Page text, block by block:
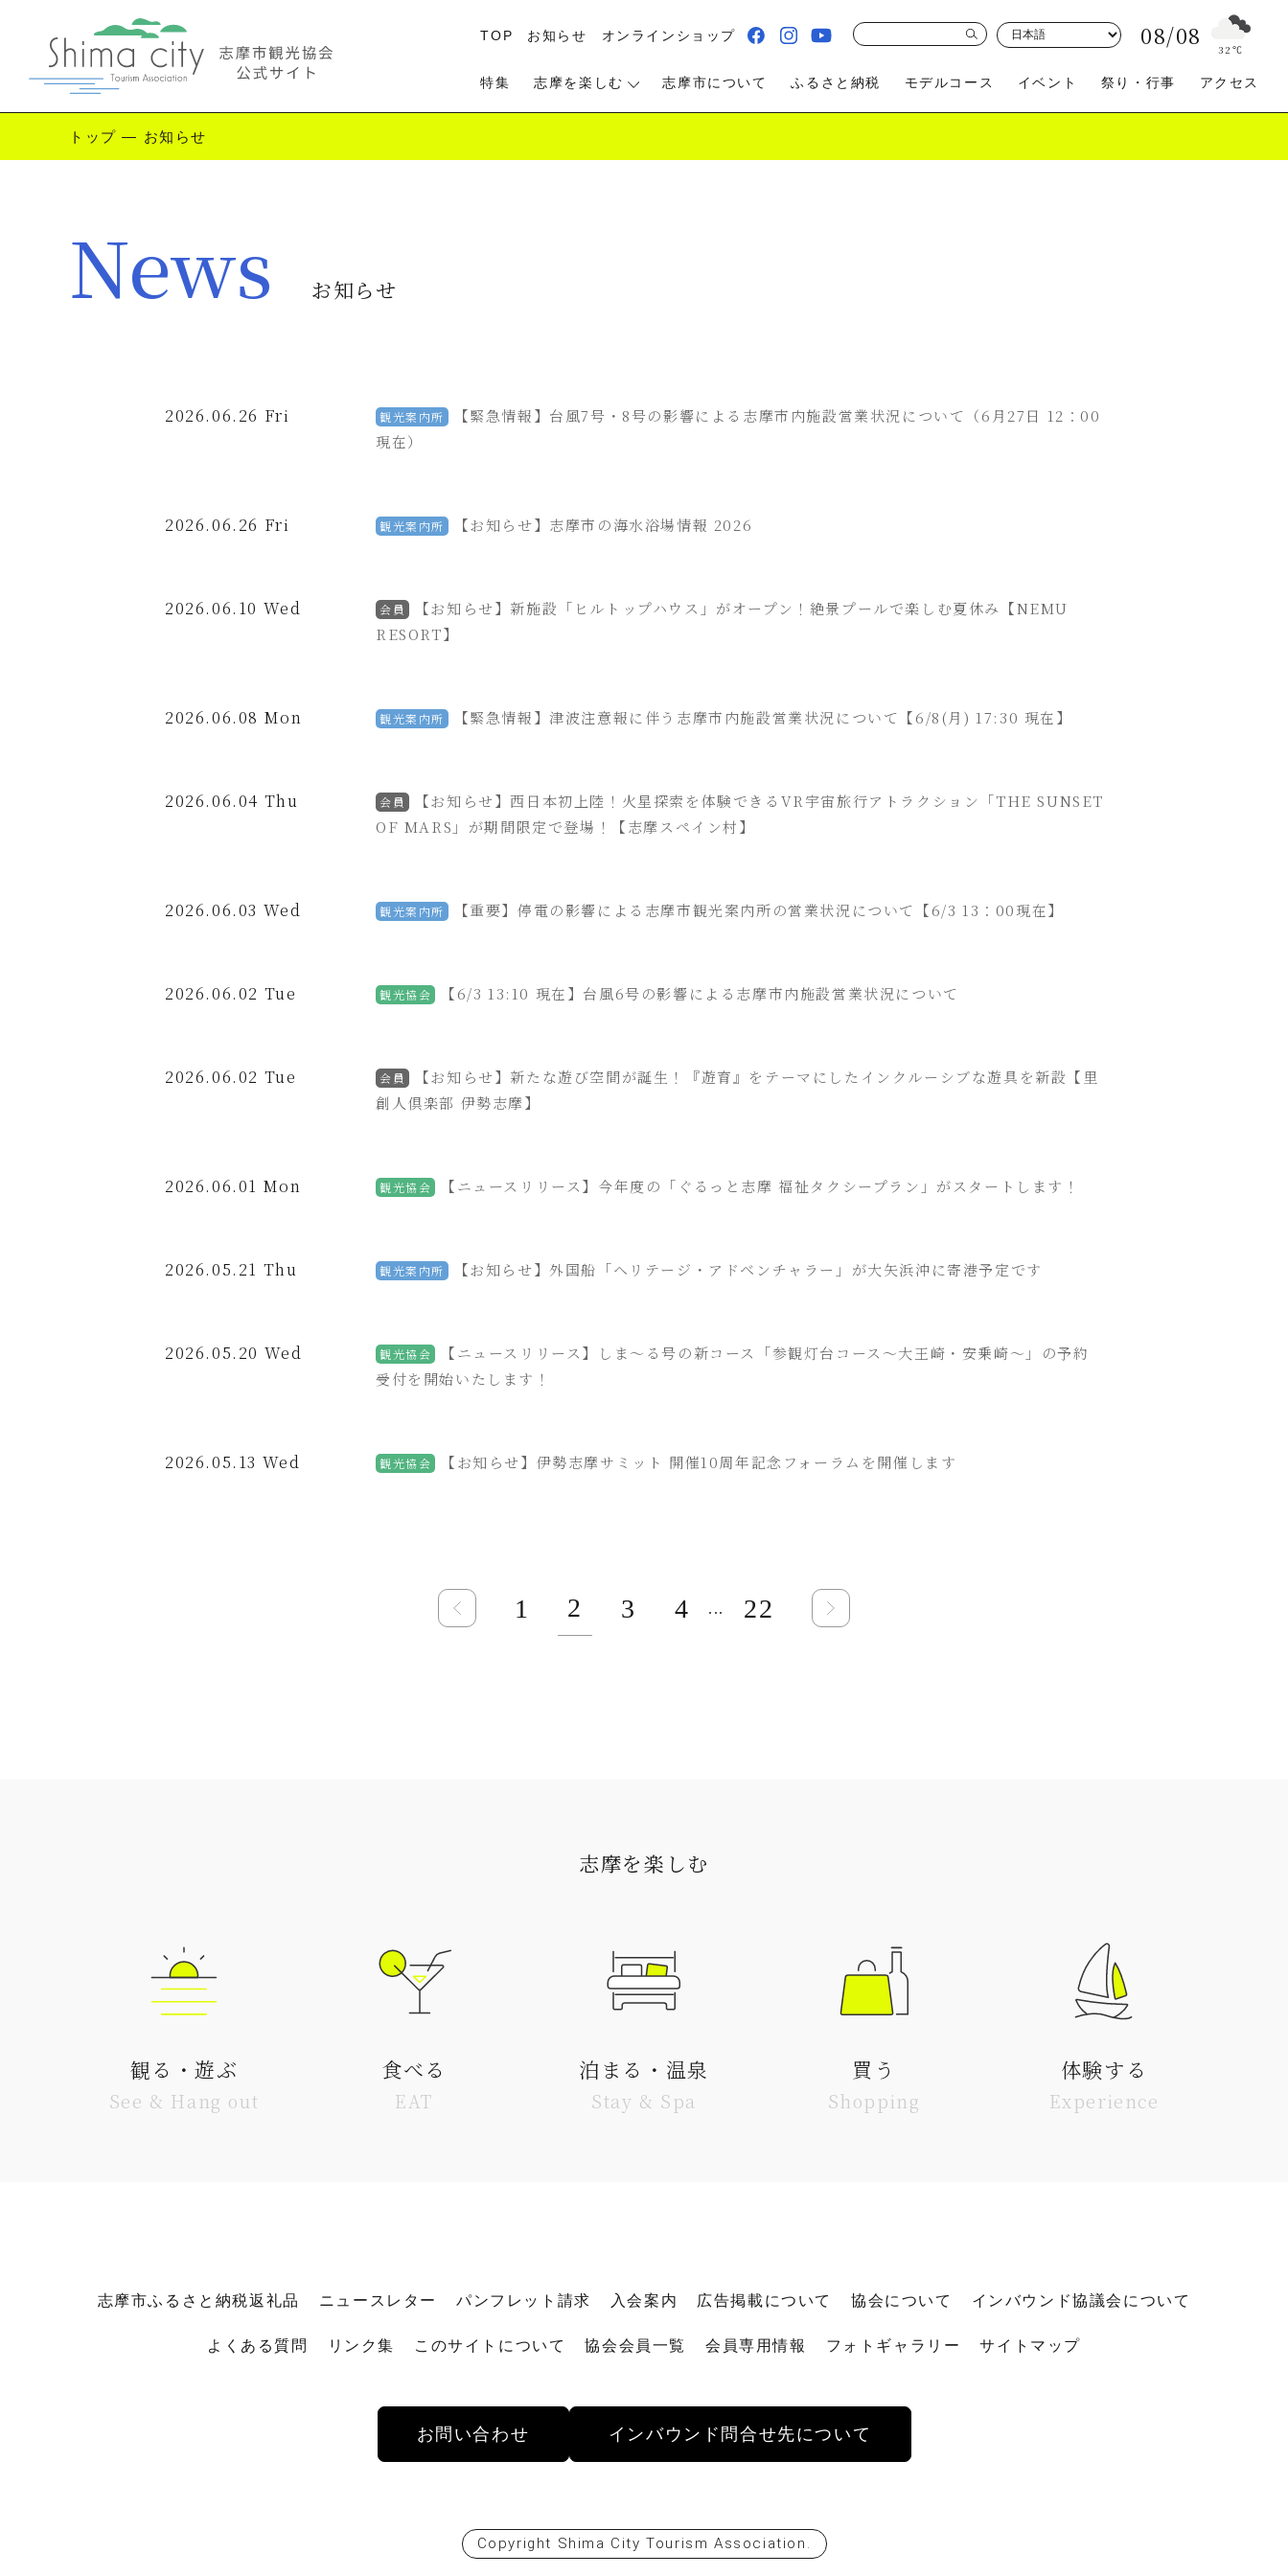
TOP お知らせ オンラインショップ 08/08 32℃
特集 志摩を楽しむ
Enjoy Shima
志摩市について ふるさと納税 モデルコース イベント 祭り・行事 アクセス
トップ — お知らせ
News お知らせ
2026.06.26 Fri 観光案内所
【緊急情報】台風7号・8号の影響による志摩市内施設営業状況について（6月27日 12：00
現在）
2026.06.26 Fri 観光案内所 【お知らせ】志摩市の海水浴場情報 2026
2026.06.10 Wed 会員
【お知らせ】新施設「ヒルトップハウス」がオープン！絶景プールで楽しむ夏休み【NEMU
RESORT】
2026.06.08 Mon 観光案内所 【緊急情報】津波注意報に伴う志摩市内施設営業状況について【6/8(月) 17:30 現在】
2026.06.04 Thu 会員
【お知らせ】西日本初上陸！火星探索を体験できるVR宇宙旅行アトラクション「THE SUNSET
OF MARS」が期間限定で登場！【志摩スペイン村】
2026.06.03 Wed 観光案内所 【重要】停電の影響による志摩市観光案内所の営業状況について【6/3 13：00現在】
2026.06.02 Tue 観光協会 【6/3 13:10 現在】台風6号の影響による志摩市内施設営業状況について
2026.06.02 Tue 会員
【お知らせ】新たな遊び空間が誕生！『遊育』をテーマにしたインクルーシブな遊具を新設【里
創人倶楽部 伊勢志摩】
2026.06.01 Mon 観光協会 【ニュースリリース】今年度の「ぐるっと志摩 福祉タクシープラン」がスタートします！
2026.05.21 Thu 観光案内所 【お知らせ】外国船「ヘリテージ・アドベンチャラー」が大矢浜沖に寄港予定です
2026.05.20 Wed 観光協会
【ニュースリリース】しま～る号の新コース「参観灯台コース～大王崎・安乗崎～」の予約
受付を開始いたします！
2026.05.13 Wed 観光協会 【お知らせ】伊勢志摩サミット 開催10周年記念フォーラムを開催します
1 2 3 4 ... 22
志摩を楽しむ
観る・遊ぶ
See & Hang out
食べる
EAT
泊まる・温泉
Stay & Spa
買う
Shopping
体験する
Experience
志摩市ふるさと納税返礼品 ニュースレター パンフレット請求 入会案内 広告掲載について 協会について インバウンド協議会について
よくある質問 リンク集 このサイトについて 協会会員一覧 会員専用情報 フォトギャラリー サイトマップ
お問い合わせ インバウンド 問合せ先について
Copyright Shima City Tourism Association .